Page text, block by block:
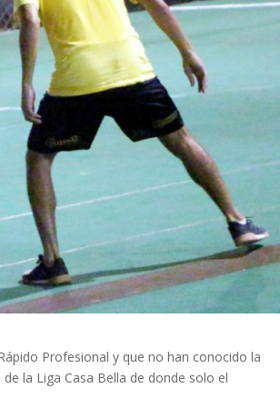
Profesional y que no han conocido la
la Liga Casa Bella de donde solo el